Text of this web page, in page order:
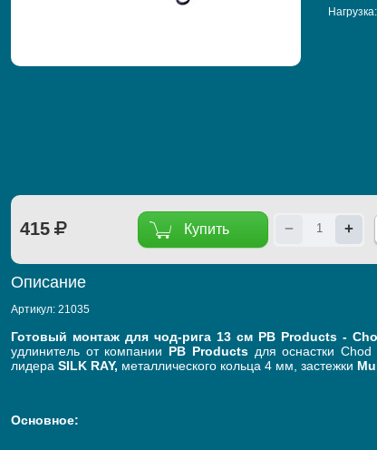
Нагрузка:
415 Купить − +
Описание
Артикул: 21035
Готовый монтаж для чод-рига 13 см PB Products -
удлинитель от компании PB Productsдля оснастки Chod
лидера SILK RAY, металлического кольца 4 мм, застежки
Основное: